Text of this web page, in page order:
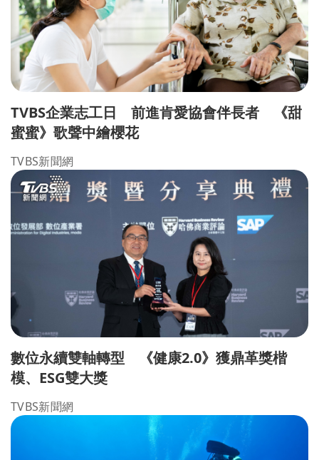
TVBS企業志工日 前進肯愛協會伴長者 《甜
蜜蜜》歌聲中繪櫻花
TVBS新聞網
數位永續雙軸轉型 《健康2.0》獲鼎革獎楷
模、ESG雙大獎
TVBS新聞網